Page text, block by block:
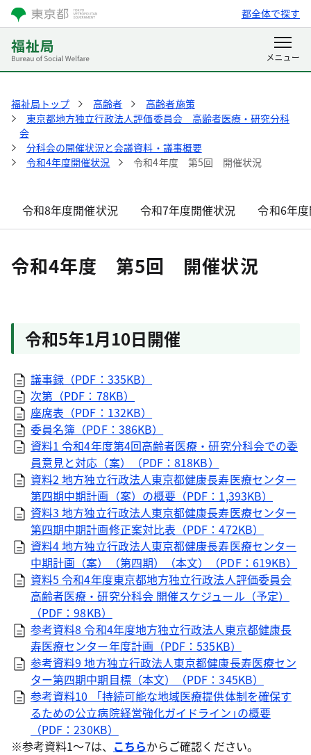
都全体で探す
福祉局トップ 高齢者
高齢者施策
東京都地方独立行政法人評価委員会 高齢者医療・研究分科
会
分科会の開催状況と会議資料・議事概要
令和4年度開催状況
令和4年度 第5回 開催状況
令和8年度開催状況 令和7年度開催状況 令和6年
令和4年度 第5回 開催状況
令和5年1月10日開催
議事録（PDF：335KB）
次第（PDF：78KB）
座席表（PDF：132KB）
委員名簿（PDF：386KB）
資料1 令和4年度第4回高齢者医療・研究分科会での委
員意見と対応（案）（PDF：818KB）
資料2 地方独立行政法人東京都健康長寿医療センター
第四期中期計画（案）の概要（PDF：1,393KB）
資料3 地方独立行政法人東京都健康長寿医療センター
第四期中期計画修正案対比表（PDF：472KB）
資料4 地方独立行政法人東京都健康長寿医療センター
中期計画（案）（第四期）（本文）（PDF：619KB）
資料5 令和4年度東京都地方独立行政法人評価委員会
高齢者医療・研究分科会 開催スケジュール（予定）
（PDF：98KB）
参考資料8 令和4年度地方独立行政法人東京都健康長
寿医療センター年度計画（PDF：535KB）
参考資料9 地方独立行政法人東京都健康長寿医療セン
ター第四期中期目標（本文）（PDF：345KB）
参考資料10 「持続可能な地域医療提供体制を確保す
るための公立病院経営強化ガイドライン｣の概要
（PDF：230KB）
※参考資料1～7は、 こちらからご確認ください。